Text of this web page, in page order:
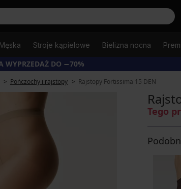
Męska Stroje kąpielowe Bielizna nocna
WYPRZEDAŻ DO −70%
Pończochy i rajstopy Rajstopy Fortissima 15 DEN
Tego